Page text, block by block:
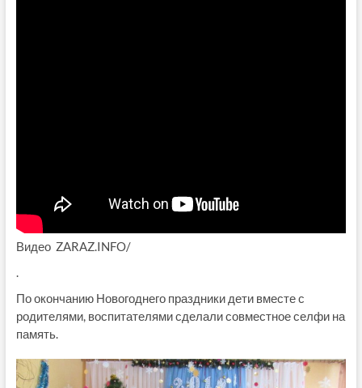
Видео ZARAZ.INFO/
.
По окончанию Новогоднего праздники дети вместе с
родителями, воспитателями сделали совместное селфи на
память.